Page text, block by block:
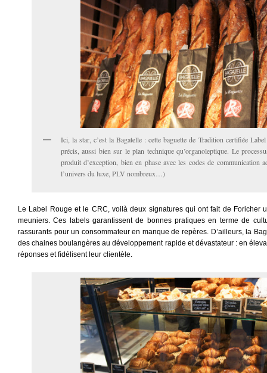
Ici, la star, c’est la Bagatelle : cette baguette de Tradition certifiée
précis, aussi bien sur le plan technique qu’organoleptique. Le
produit d’exception, bien en phase avec les codes de communication
l’univers du luxe, PLV nombreux…)
Le Label Rouge et le CRC, voilà deux signatures qui ont fait de Foricher
meuniers. Ces labels garantissent de bonnes pratiques en terme de
rassurants pour un consommateur en manque de repères. D’ailleurs, la
des chaines boulangères au développement rapide et dévastateur : en
réponses et fidélisent leur clientèle.